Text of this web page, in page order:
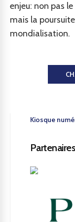
enjeu: non pas
mais la
mondialisation.
Kiosque
Partenaires